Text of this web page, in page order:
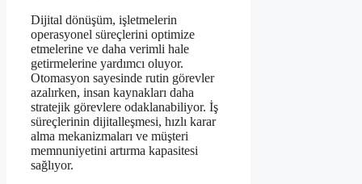
Dijital dönüşüm, işletmelerin
operasyonel süreçlerini optimize
etmelerine ve daha verimli hale
getirmelerine yardımcı oluyor.
Otomasyon sayesinde rutin görevler
azalırken, insan kaynakları daha
stratejik görevlere odaklanabiliyor. İş
süreçlerinin dijitalleşmesi, hızlı karar
alma mekanizmaları ve müşteri
memnuniyetini artırma kapasitesi
sağlıyor.